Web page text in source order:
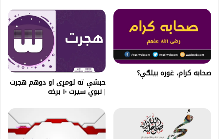
صحابه کرام، غوره بيلګې؟
حبشې ته لومړی او دوهم هجرت
| نبوي سیرت ۱۰ برخه